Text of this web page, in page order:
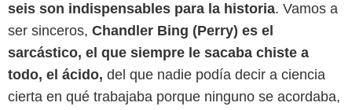
seis son indispensables para la historia. Vamos a
ser sinceros, Chandler Bing (Perry) es el
sarcástico, el que siempre le sacaba chiste a
todo, el ácido, del que nadie podía decir a ciencia
cierta en qué trabajaba porque ninguno se acordaba,